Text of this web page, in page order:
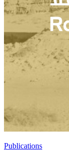
Publications